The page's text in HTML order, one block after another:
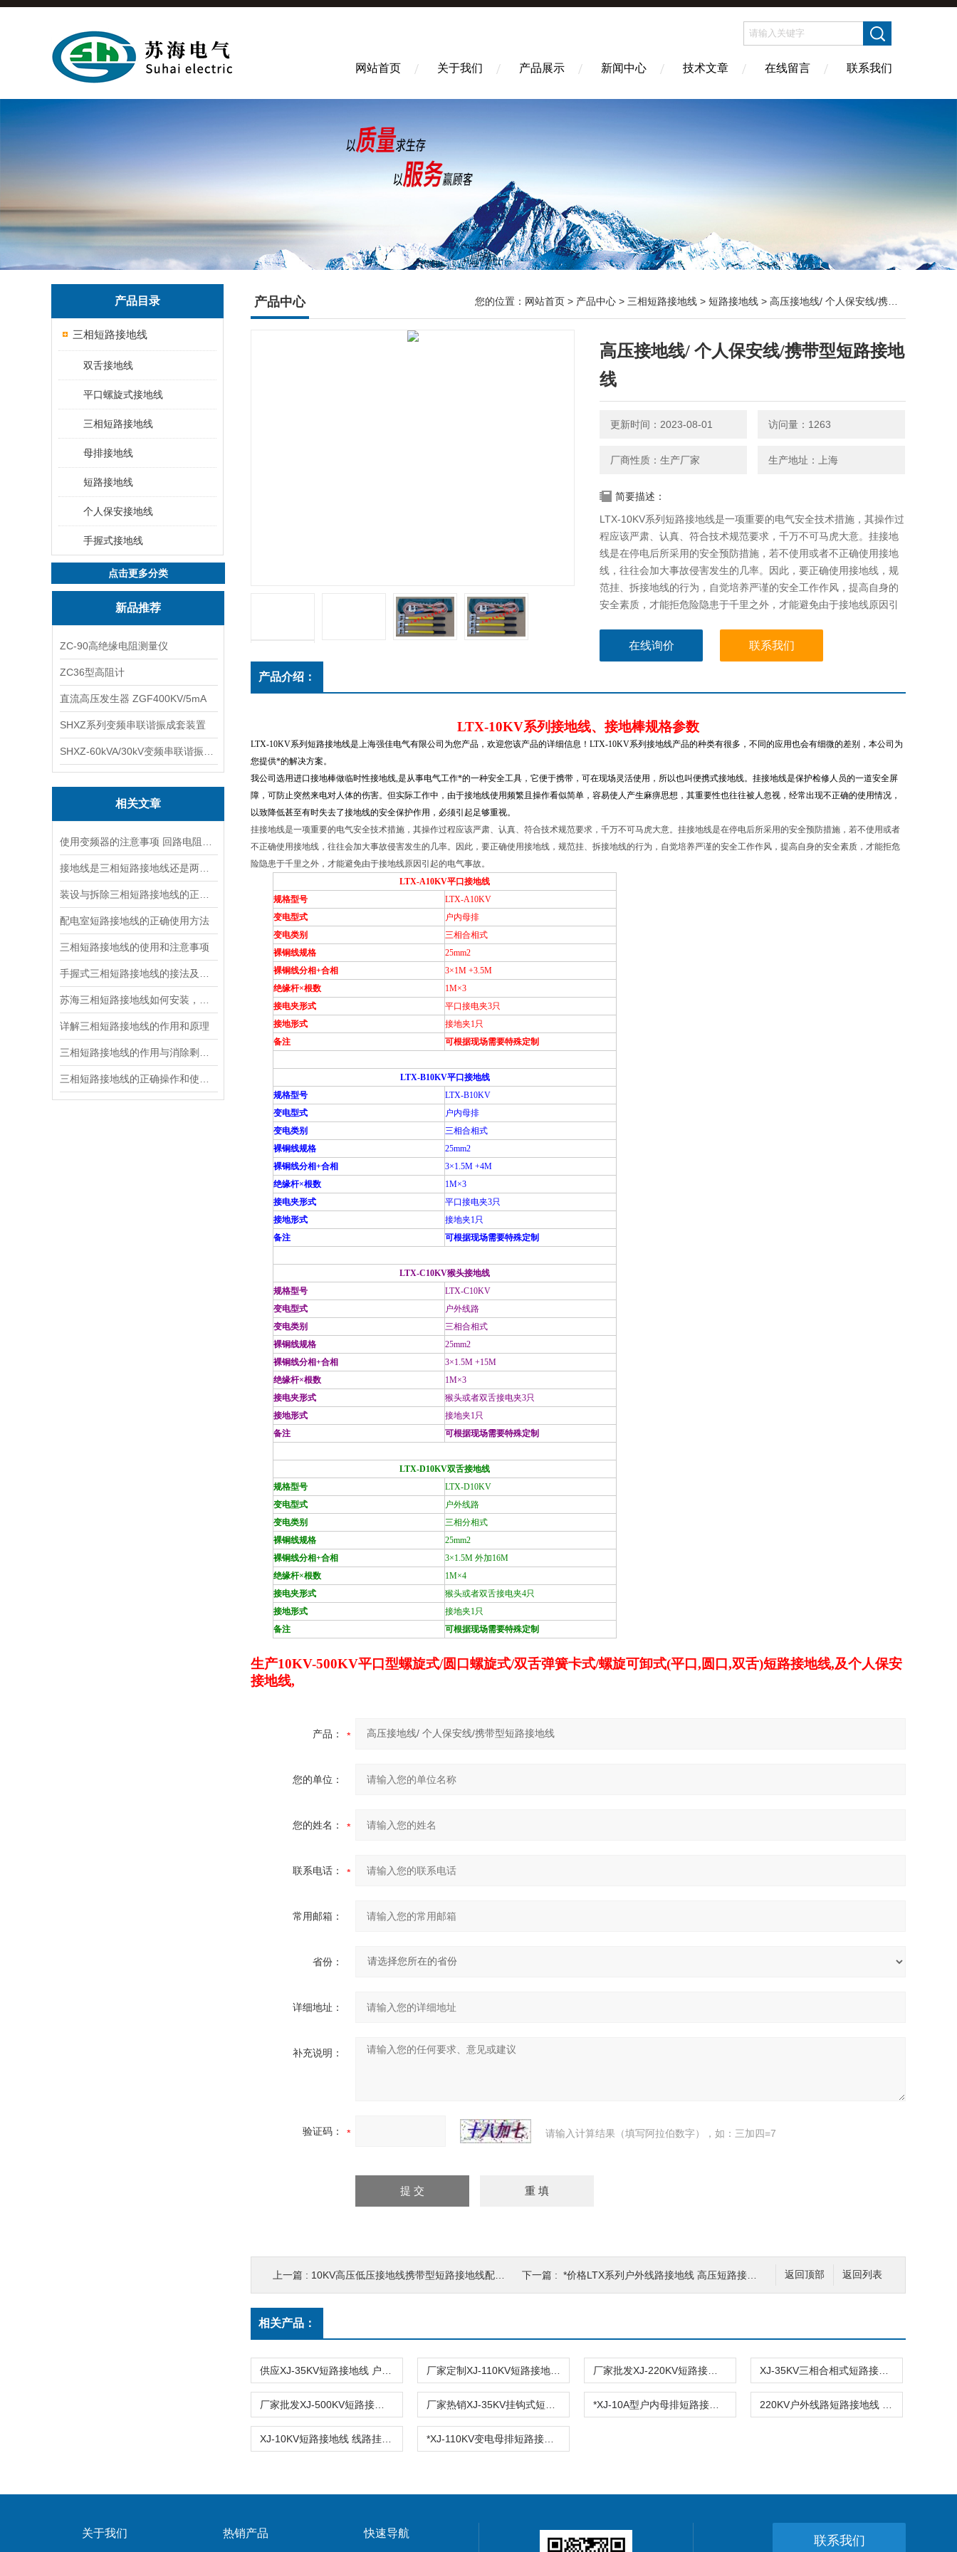
网站首页 关于我们 产品展示 新闻中心 技术文章 在线留言 联系我们
产品目录
三相短路接地线
双舌接地线
平口螺旋式接地线
三相短路接地线
母排接地线
短路接地线
个人保安接地线
手握式接地线
点击更多分类
新品推荐
ZC-90高绝缘电阻测量仪
ZC36型高阻计
直流高压发生器 ZGF400KV/5mA
SHXZ系列变频串联谐振成套装置
相关文章
配电室短路接地线的正确使用方法
三相短路接地线的使用和注意事项
详解三相短路接地线的作用和原理
产品中心 您的位置： 网站首页 > 产品中心 > 三相短路接地线 > 短路接地线 > 高压接地线/ 个人保安线/携带型短路接地线
高压接地线/ 个人保安线/携带型短路接地
线
更新时间：2023-08-01 访问量：1263
厂商性质：生产厂家 生产地址：上海
简要描述：
LTX-10KV系列短路接地线是一项重要的电气安全技术措施，其操作过
程应该严肃、认真、符合技术规范要求，千万不可马虎大意。挂接地
线是在停电后所采用的安全预防措施，若不使用或者不正确使用接地
线，往往会加大事故侵害发生的几率。因此，要正确使用接地线，规
范挂、拆接地线的行为，自觉培养严谨的安全工作作风，提高自身的
安全素质，才能拒危险隐患于千里之外，才能避免由于接地线原因引
在线询价 联系我们
产品介绍：
LTX-10KV系列接地线、接地棒规格参数
LTX-10KV系列短路接地线是上海强佳电气有限公司为您产品，欢迎您该产品的详细信息！LTX-10KV系列接地线产品的种类有很多，不同的应用也会有细微的差别，本公司为
您提供*的解决方案。
我公司选用进口接地棒做临时性接地线,是从事电气工作*的一种安全工具，它便于携带，可在现场灵活使用，所以也叫便携式接地线。挂接地线是保护检修人员的一道安全屏
障，可防止突然来电对人体的伤害。但实际工作中，由于接地线使用频繁且操作看似简单，容易使人产生麻痹思想，其重要性也往往被人忽视，经常出现不正确的使用情况，
以致降低甚至有时失去了接地线的安全保护作用，必须引起足够重视。
挂接地线是一项重要的电气安全技术措施，其操作过程应该严肃、认真、符合技术规范要求，千万不可马虎大意。挂接地线是在停电后所采用的安全预防措施，若不使用或者
不正确使用接地线，往往会加大事故侵害发生的几率。因此，要正确使用接地线，规范挂、拆接地线的行为，自觉培养严谨的安全工作作风，提高自身的安全素质，才能拒危
险隐患于千里之外，才能避免由于接地线原因引起的电气事故。
LTX-A10KV平口接地线
规格型号
LTX-A10KV
变电型式
户内母排
变电类别
三相合相式
裸铜线规格
25mm2
裸铜线分相+合相
3×1M +3.5M
绝缘杆×根数
1M×3
接电夹形式
平口接电夹3只
接地形式
接地夹1只
备注
可根据现场需要特殊定制
LTX-B10KV平口接地线
规格型号
LTX-B10KV
变电型式
户内母排
变电类别
三相合相式
裸铜线规格
25mm2
裸铜线分相+合相
3×1.5M +4M
绝缘杆×根数
1M×3
接电夹形式
平口接电夹3只
接地形式
接地夹1只
备注
可根据现场需要特殊定制
LTX-C10KV猴头接地线
规格型号
LTX-C10KV
变电型式
户外线路
变电类别
三相合相式
裸铜线规格
25mm2
裸铜线分相+合相
3×1.5M +15M
绝缘杆×根数
1M×3
接电夹形式
猴头或者双舌接电夹3只
接地形式
接地夹1只
备注
可根据现场需要特殊定制
LTX-D10KV双舌接地线
规格型号
LTX-D10KV
变电型式
户外线路
变电类别
三相分相式
裸铜线规格
25mm2
裸铜线分相+合相
3×1.5M 外加16M
绝缘杆×根数
1M×4
接电夹形式
猴头或者双舌接电夹4只
接地形式
接地夹1只
备注
可根据现场需要特殊定制
生产10KV-500KV平口型螺旋式/圆口螺旋式/双舌弹簧卡式/螺旋可卸式(平口,圆口,双舌)短路接地线,及个人保安
接地线,
产品：
您的单位：
您的姓名：
联系电话：
常用邮箱：
省份：
详细地址：
补充说明：
验证码： 请输入计算结果（填写阿拉伯数字），如：三加四=7
返回列表
返回顶部
上一篇 : 10KV高压低压接地线携带型短路接地线配电室母排接地线25平方铜线 下一篇 : *价格LTX系列户外线路接地线 高压短路接地线 接地线
相关产品：
关于我们 热销产品 快速导航
联系我们